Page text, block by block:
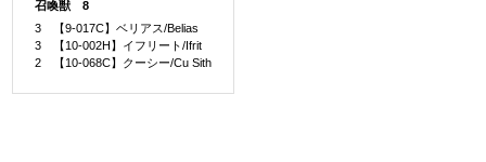
召喚獣 8
3 【9-017C】ベリアス/Belias
3 【10-002H】イフリート/Ifrit
2 【10-068C】クーシー/Cu Sith